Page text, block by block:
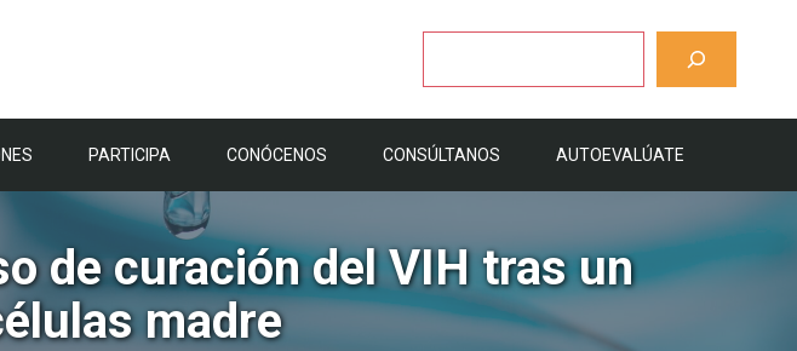
PARTICIPA CONÓCENOS CONSÚLTANOS AUTOEVALÚATE
de curación del VIH tras un
madre